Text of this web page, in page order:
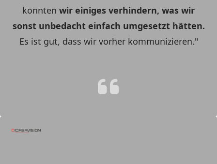
konnten wir einiges verhindern, was wir
sonst unbedacht einfach umgesetzt hätten.
Es ist gut, dass wir vorher kommunizieren."